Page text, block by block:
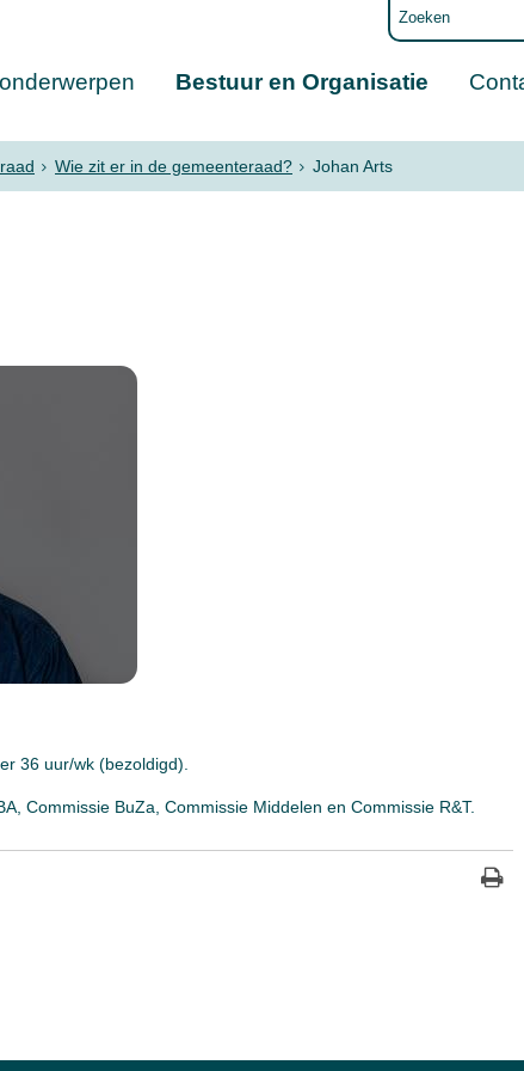
Bestuur en Organisatie
Wie zit er in de gemeenteraad? Johan Arts
36 uur/wk (bezoldigd).
Commissie BuZa, Commissie Middelen en Commissie R&T.